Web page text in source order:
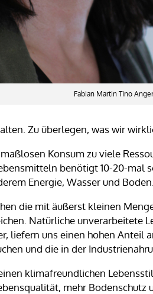
Fabian Martin Tino
Zu überlegen, was wir
Konsum zu viele
benötigt 10-20-mal
Energie, Wasser und Boden.
die mit äußerst kleinen
Natürliche unverarbeitete
liefern uns einen hohen Anteil
und die in der
klimafreundlichen
mehr Bodenschutz